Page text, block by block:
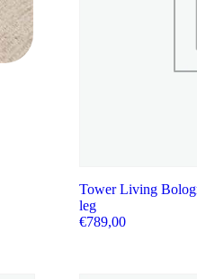
Tower Living
leg
€789,00